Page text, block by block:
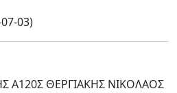
03)
ΘΕΡΓΙΑΚΗΣ ΝΙΚΟΛΑΟΣ